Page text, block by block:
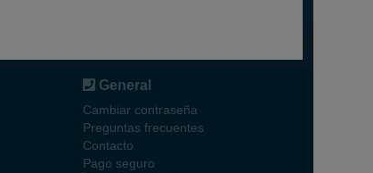
General
Cambiar contraseña
Preguntas frecuentes
Contacto
Pago seguro